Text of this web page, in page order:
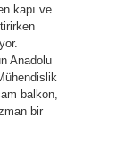
kapı ve
Anadolu
balkon,
bir